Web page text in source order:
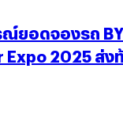
ยอดจองรถ
Expo 2025 ส่ง